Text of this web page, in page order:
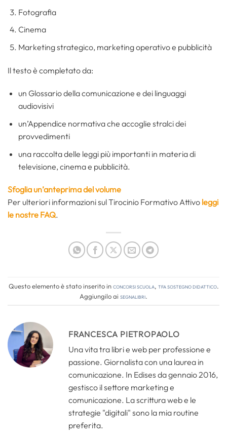
Fotografia
Cinema
Marketing strategico, marketing operativo e pubblicità
Il testo è completato da:
un Glossario della comunicazione e dei linguaggi
audiovisivi
un’Appendice normativa che accoglie stralci dei
provvedimenti
una raccolta delle leggi più importanti in materia di
televisione, cinema e pubblicità.
Sfoglia un’anteprima del volume
Per ulteriori informazioni sul Tirocinio Formativo Attivo leggi
le nostre FAQ.
Questo elemento è stato inserito inConcorsi Scuola, TFA Sostegno Didattico.
Aggiungilo ai segnalibri.
FRANCESCA PIETROPAOLO
Una vita tra libri e web per professione e
passione. Giornalista con una laurea in
comunicazione. In Edises da gennaio 2016,
gestisco il settore marketing e
comunicazione. La scrittura web e le
strategie "digitali" sono la mia routine
preferita.